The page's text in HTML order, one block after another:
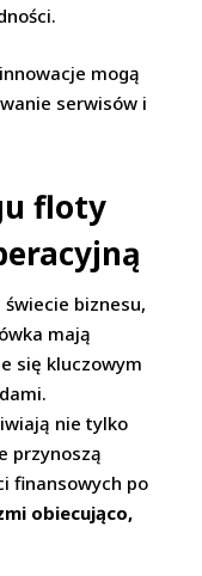
mogą
serwisów i
floty
biznesu,
mają
się kluczowym
nie tylko
przynoszą
finansowych po
obiecująco,